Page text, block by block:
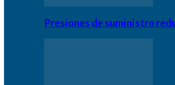
Presiones de suministro